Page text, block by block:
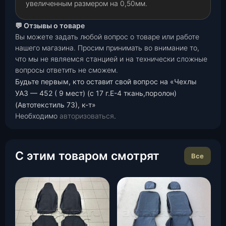
увеличенным размером на 0,50мм.
💬 Отзывы о товаре
Вы можете задать любой вопрос о товаре или работе
нашего магазина. Просим принимать во внимание то,
что мы не являемся станцией и на технически сложные
вопросы ответить не сможем.
Будьте первым, кто оставит свой вопрос на «Чехлы
УАЗ — 452 ( 9 мест) (с 17 г.Е-4 ткань,поролон)
(Автотекстиль 73), к-т»
Необходимо авторизоваться.
С этим товаром смотрят Все